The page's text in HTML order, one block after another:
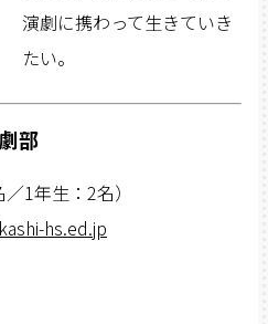
演劇に携わって生きていき
たい。
部
1年生：2名）
hs.ed.jp